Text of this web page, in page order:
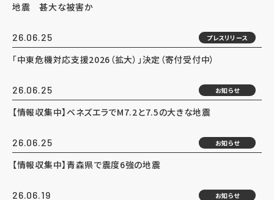
地震 甚大な被害か
26.06.25 プレスリリース
「中東危機対応支援2026（拡大）」決定（寄付受付中）
26.06.25 お知らせ
【情報収集中】ベネズエラでM7.2と7.5の大きな地震
26.06.25 お知らせ
【情報収集中】青森県で震度6強の地震
26.06.19 お知らせ